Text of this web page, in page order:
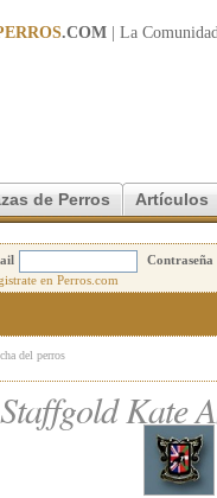
.COM | La
de Perros Artículos
Contraseña
del perros
Kate